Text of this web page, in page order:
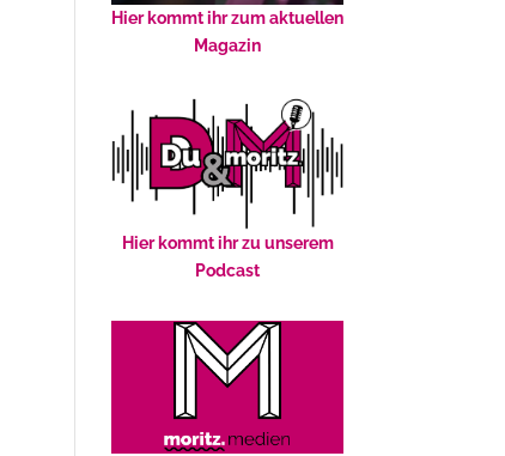
Hier kommt ihr zum aktuellen
Magazin
Hier kommt ihr zu unserem
Podcast